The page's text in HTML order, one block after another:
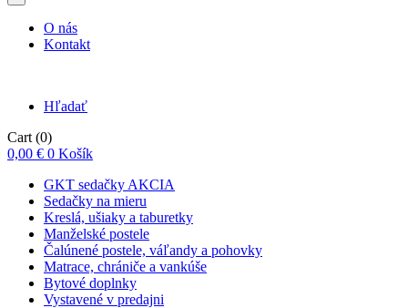
O nás
Kontakt
Hľadať
Cart (0)
0,00 € 0 Košík
GKT sedačky AKCIA
Sedačky na mieru
Kreslá, ušiaky a taburetky
Manželské postele
Čalúnené postele, váľandy a pohovky
Matrace, chrániče a vankúše
Bytové doplnky
Vystavené v predajni